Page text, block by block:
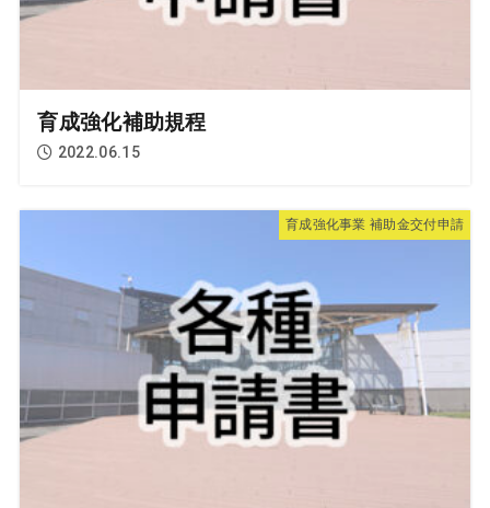
育成強化補助規程
2022.06.15
育成強化事業 補助金交付申請